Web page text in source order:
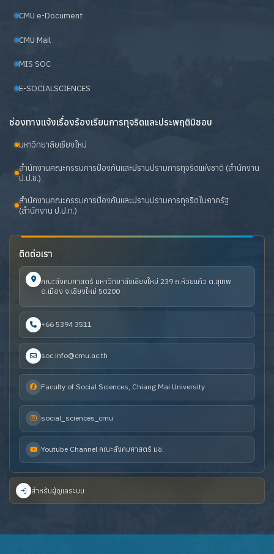
CMU e-Document
CMU Mail
MIS SOC
E-SOCIALSCIENCES
ช่องทางแจ้งเรื่องร้องเรียนการทุจริตและประพฤติมิชอบ
มหาวิทยาลัยเชียงใหม่
สำนักงานคณะกรรมการป้องกันและปราบปรามการทุจริตแห่งชาติ (สำนักงาน
ป.ป.ช.)
สำนักงานคณะกรรมการป้องกันและปราบปรามการทุจริตในภาครัฐ
(สำนักงาน ป.ป.ท.)
ติดต่อเรา
คณะสังคมศาสตร์ มหาวิทยาลัยเชียงใหม่ 239 ถ.ห้วยแก้ว ต.สุเทพ
อ.เมือง จ.เชียงใหม่ 50200
+66 5394 3511
soc.info@cmu.ac.th
Faculty of Social Sciences, Chiang Mai University
social_sciences_cmu
Youtube Channel คณะสังคมศาสตร์ มช.
สำหรับผู้ดูแลระบบ